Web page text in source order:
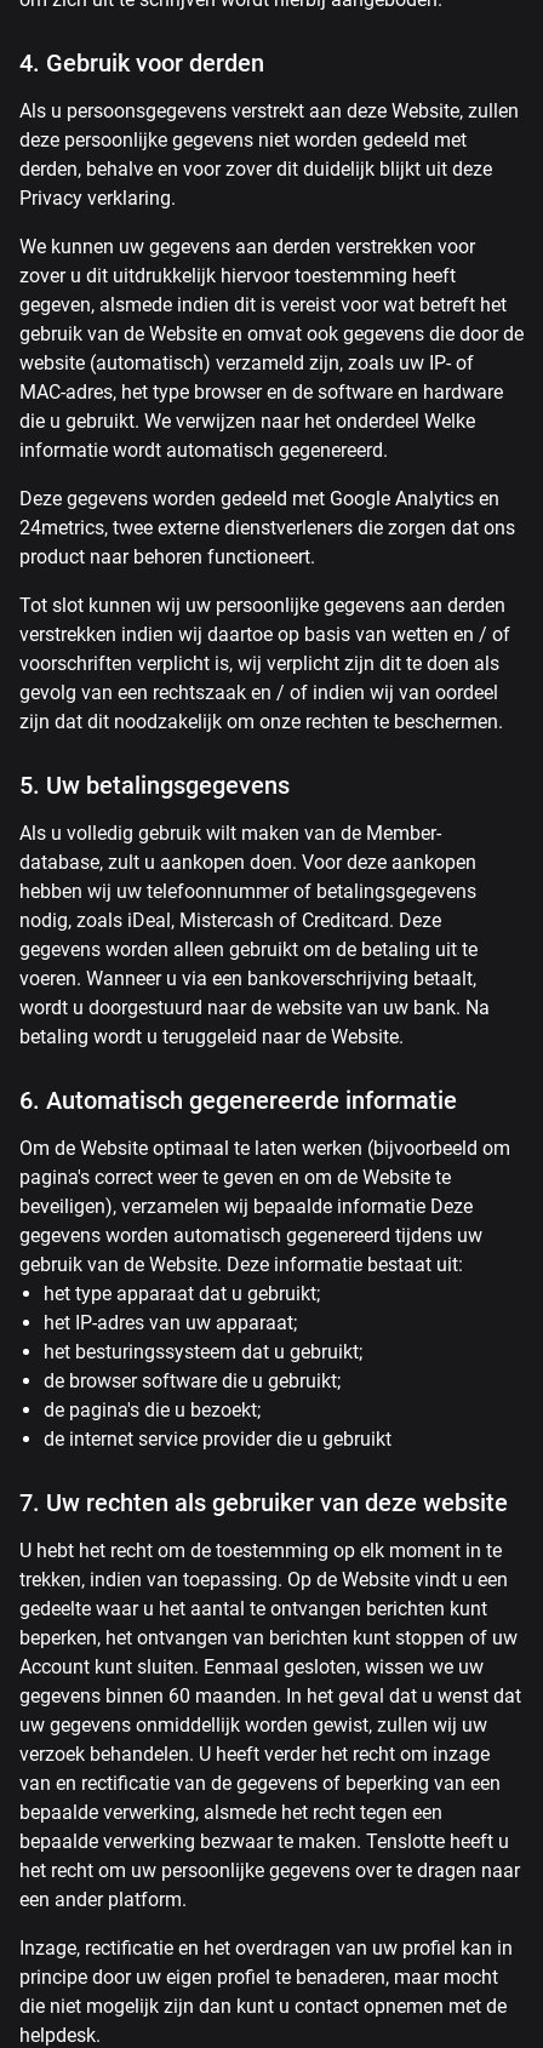
4. Gebruik voor derden
Als u persoonsgegevens verstrekt aan deze Website, zullen
deze persoonlijke gegevens niet worden gedeeld met
derden, behalve en voor zover dit duidelijk blijkt uit deze
Privacy verklaring.
We kunnen uw gegevens aan derden verstrekken voor
zover u dit uitdrukkelijk hiervoor toestemming heeft
gegeven, alsmede indien dit is vereist voor wat betreft het
gebruik van de Website en omvat ook gegevens die door de
website (automatisch) verzameld zijn, zoals uw IP- of
MAC-adres, het type browser en de software en hardware
die u gebruikt. We verwijzen naar het onderdeel Welke
informatie wordt automatisch gegenereerd.
Deze gegevens worden gedeeld met Google Analytics en
24metrics, twee externe dienstverleners die zorgen dat ons
product naar behoren functioneert.
Tot slot kunnen wij uw persoonlijke gegevens aan derden
verstrekken indien wij daartoe op basis van wetten en / of
voorschriften verplicht is, wij verplicht zijn dit te doen als
gevolg van een rechtszaak en / of indien wij van oordeel
zijn dat dit noodzakelijk om onze rechten te beschermen.
5. Uw betalingsgegevens
Als u volledig gebruik wilt maken van de Member-
database, zult u aankopen doen. Voor deze aankopen
hebben wij uw telefoonnummer of betalingsgegevens
nodig, zoals iDeal, Mistercash of Creditcard. Deze
gegevens worden alleen gebruikt om de betaling uit te
voeren. Wanneer u via een bankoverschrijving betaalt,
wordt u doorgestuurd naar de website van uw bank. Na
betaling wordt u teruggeleid naar de Website.
6. Automatisch gegenereerde informatie
Om de Website optimaal te laten werken (bijvoorbeeld om
pagina's correct weer te geven en om de Website te
beveiligen), verzamelen wij bepaalde informatie Deze
gegevens worden automatisch gegenereerd tijdens uw
gebruik van de Website. Deze informatie bestaat uit:
het type apparaat dat u gebruikt;
het IP-adres van uw apparaat;
het besturingssysteem dat u gebruikt;
de browser software die u gebruikt;
de pagina's die u bezoekt;
de internet service provider die u gebruikt
7. Uw rechten als gebruiker van deze website
U hebt het recht om de toestemming op elk moment in te
trekken, indien van toepassing. Op de Website vindt u een
gedeelte waar u het aantal te ontvangen berichten kunt
beperken, het ontvangen van berichten kunt stoppen of uw
Account kunt sluiten. Eenmaal gesloten, wissen we uw
gegevens binnen 60 maanden. In het geval dat u wenst dat
uw gegevens onmiddellijk worden gewist, zullen wij uw
verzoek behandelen. U heeft verder het recht om inzage
van en rectificatie van de gegevens of beperking van een
bepaalde verwerking, alsmede het recht tegen een
bepaalde verwerking bezwaar te maken. Tenslotte heeft u
het recht om uw persoonlijke gegevens over te dragen naar
een ander platform.
Inzage, rectificatie en het overdragen van uw profiel kan in
principe door uw eigen profiel te benaderen, maar mocht
die niet mogelijk zijn dan kunt u contact opnemen met de
helpdesk.